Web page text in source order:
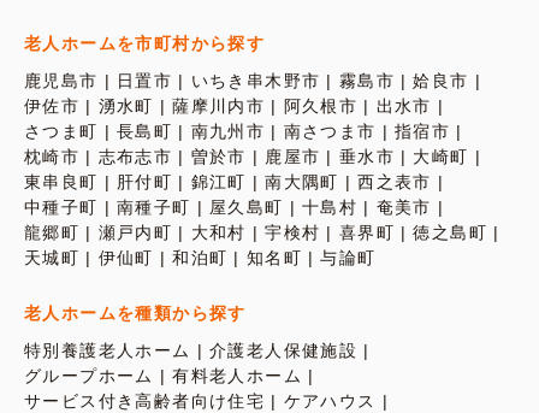
老人ホームを市町村から探す
鹿児島市
日置市 いちき串木野市 霧島市
姶良市
伊佐市
湧水町 薩摩川内市 阿久根市
出水市
さつま町
長島町 南九州市 南さつま市
指宿市
枕崎市
志布志市 曽於市 鹿屋市 垂水市
大崎町
東串良町
肝付町 錦江町 南大隅町
西之表市
中種子町
南種子町 屋久島町 十島村
奄美市
龍郷町
瀬戸内町 大和村 宇検村 喜界町
徳之島町
天城町
伊仙町 和泊町 知名町 与論町
老人ホームを種類から探す
特別養護老人ホーム
介護老人保健施設
グループホーム
有料老人ホーム
サービス付き高齢者向け住宅
ケアハウス